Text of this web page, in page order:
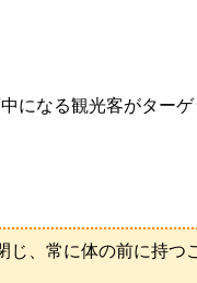
になる観光客がターゲ
じ、常に体の前に持つ